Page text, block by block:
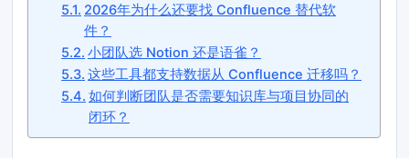
2026年为什么还要找 Confluence 替代软
件？
小团队选 Notion 还是语雀？
这些工具都支持数据从 Confluence 迁移吗？
如何判断团队是否需要知识库与项目协同的
闭环？